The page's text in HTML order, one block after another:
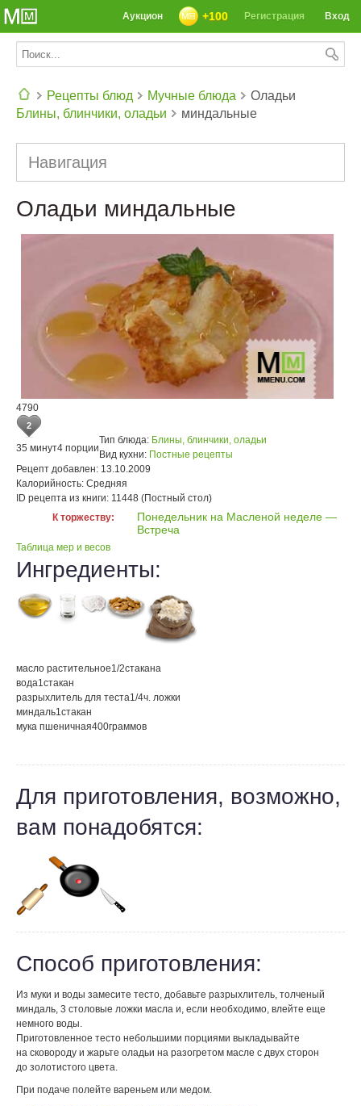
Вход
Регистрация
+100
Аукцион
Рецепты блюд
Мучные блюда
Блины, блинчики, оладьи
Оладьи
миндальные
Навигация
Оладьи миндальные
4790
2
35 минут4 порции
Тип блюда: Блины, блинчики, оладьи
Вид кухни: Постные рецепты
Рецепт добавлен: 13.10.2009
Калорийность: Средняя
ID рецепта из книги: 11448 (Постный стол)
К торжеству:
Понедельник на Масленой неделе —
Встреча
Таблица мер и весов
Ингредиенты:
масло растительное1/2стакана
вода1стакан
разрыхлитель для теста1/4ч. ложки
миндаль1стакан
мука пшеничная400граммов
Для приготовления, возможно,
вам понадобятся:
Способ приготовления:
Из муки и воды замесите тесто, добавьте разрыхлитель, толченый
миндаль, 3 столовые ложки масла и, если необходимо, влейте еще
немного воды.
Приготовленное тесто небольшими порциями выкладывайте
на сковороду и жарьте оладьи на разогретом масле с двух сторон
до золотистого цвета.
При подаче полейте вареньем или медом.